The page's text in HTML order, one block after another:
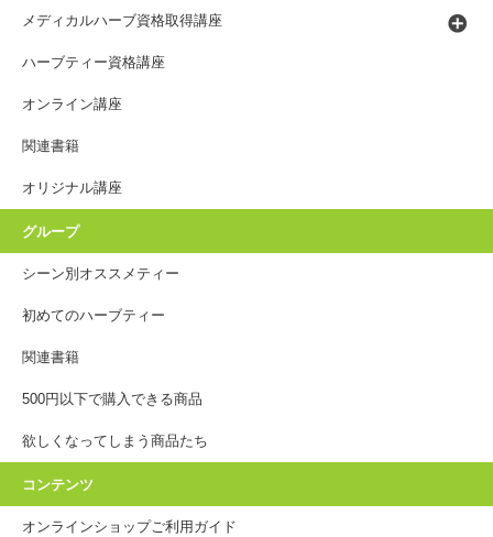
メディカルハーブ資格取得講座
ハーブティー資格講座
オンライン講座
関連書籍
オリジナル講座
グループ
シーン別オススメティー
初めてのハーブティー
関連書籍
500円以下で購入できる商品
欲しくなってしまう商品たち
コンテンツ
オンラインショップご利用ガイド